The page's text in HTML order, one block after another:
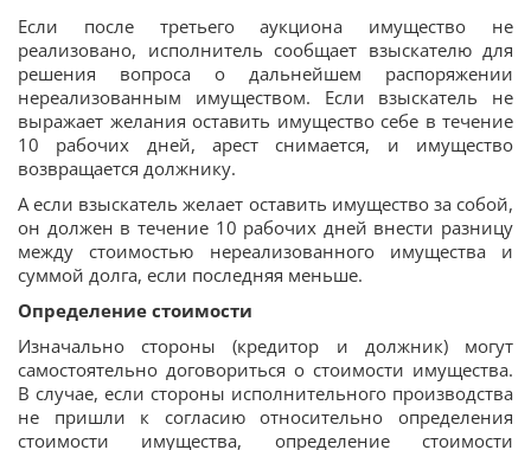
Если после третьего аукциона имущество не
реализовано, исполнитель сообщает взыскателю для
решения вопроса о дальнейшем распоряжении
нереализованным имуществом. Если взыскатель не
выражает желания оставить имущество себе в течение
10 рабочих дней, арест снимается, и имущество
возвращается должнику.
А если взыскатель желает оставить имущество за собой,
он должен в течение 10 рабочих дней внести разницу
между стоимостью нереализованного имущества и
суммой долга, если последняя меньше.
Определение стоимости
Изначально стороны (кредитор и должник) могут
самостоятельно договориться о стоимости имущества.
В случае, если стороны исполнительного производства
не пришли к согласию относительно определения
стоимости имущества, определение стоимости